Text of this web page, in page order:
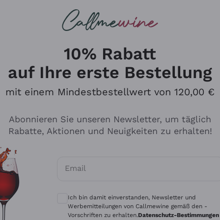
Tenuta San Leonardo
Alessandra Divella
Für
10% Rabatt
auf Ihre erste Bestellung
mit einem Mindestbestellwert von 120,00 €
Abonnieren Sie unseren Newsletter, um täglich
Rabatte, Aktionen und Neuigkeiten zu erhalten!
Email
Optionale Einwilligungen zum Erhalt von
Ich bin damit einverstanden, Newsletter und
Werbemitteilungen von Callmewine gemäß den -
Vorschriften zu erhalten.Datenschutz-Bestimmungen